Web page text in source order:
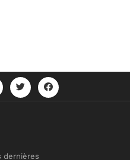
dernières